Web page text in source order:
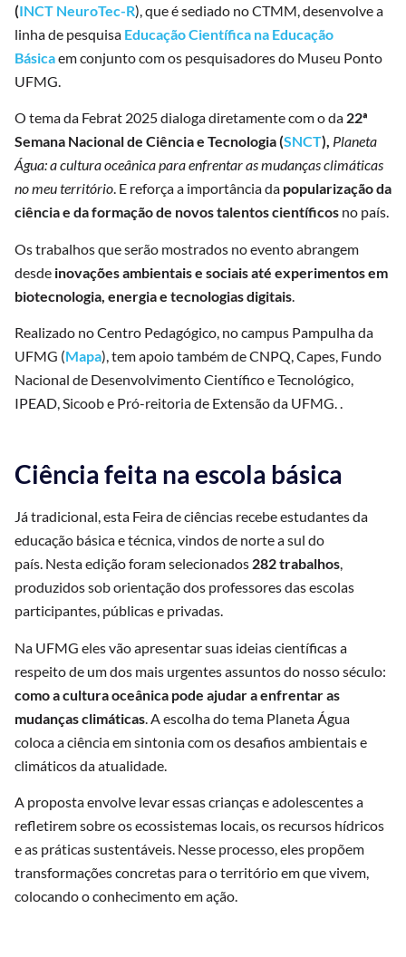
(INCT NeuroTec-R), que é sediado no CTMM, desenvolve a
linha de pesquisa Educação Científica na Educação
Básicaem conjunto com os pesquisadores do Museu Ponto
UFMG.
O tema da Febrat 2025 dialoga diretamente com o da 22ª
Semana Nacional de Ciência e Tecnologia (SNCT), Planeta
Água: a cultura oceânica para enfrentar as mudanças climáticas
no meu território. E reforça a importância da popularização da
ciência e da formação de novos talentos científicos no país.
Os trabalhos que serão mostrados no evento abrangem
desde inovações ambientais e sociais até experimentos em
biotecnologia, energia e tecnologias digitais
Realizado no Centro Pedagógico, no campus Pampulha da
UFMG (Mapa), tem apoio também de CNPQ, Capes, Fundo
Nacional de Desenvolvimento Científico e Tecnológico,
IPEAD, Sicoob e Pró-reitoria de Extensão da UFMG. .
Ciência feita na escola básica
Já tradicional, esta Feira de ciências recebe estudantes da
educação básica e técnica, vindos de norte a sul do
país. Nesta edição foram selecionados 282 trabalhos,
produzidos sob orientação dos professores das escolas
participantes, públicas e privadas.
Na UFMG eles vão apresentar suas ideias científicas a
respeito de um dos mais urgentes assuntos do nosso século:
como a cultura oceânica pode ajudar a enfrentar as
mudanças climáticas . A escolha do tema Planeta Água
coloca a ciência em sintonia com os desafios ambientais e
climáticos da atualidade.
A proposta envolve levar essas crianças e adolescentes a
refletirem sobre os ecossistemas locais, os recursos hídricos
e as práticas sustentáveis. Nesse processo, eles propõem
transformações concretas para o território em que vivem,
colocando o conhecimento em ação.